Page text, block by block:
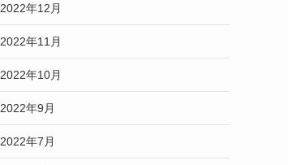
2022年12月
2022年11月
2022年10月
2022年9月
2022年7月